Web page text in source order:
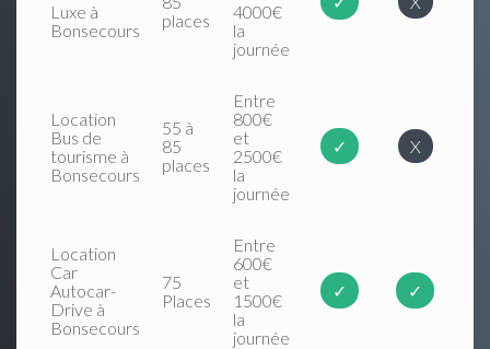
Luxe à
Bonsecours
places
4000€
la
journée
Location
Bus de
tourisme à
Bonsecours
55 à
85
places
Entre
800€
et
2500€
la
journée
✓ X
Location
Car
Autocar-
Drive à
Bonsecours
75
Places
Entre
600€
et
1500€
la
journée
✓ ✓